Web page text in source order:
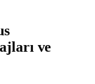
ve